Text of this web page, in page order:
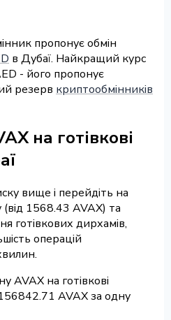
пропонує обмін
в Дубаї. Найкращий курс
- його пропонує
резерв криптообмінників
на готівкові
вище і перейдіть на
(від 1568.43 AVAX) та
готівкових дирхамів,
операцій
AVAX на готівкові
AVAX за одну